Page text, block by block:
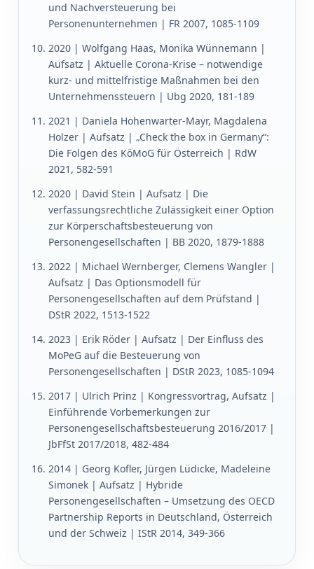
und Nachversteuerung bei
Personenunternehmen | FR 2007, 1085-1109
2020 | Wolfgang Haas, Monika Wünnemann |
Aufsatz | Aktuelle Corona-Krise – notwendige
kurz- und mittelfristige Maßnahmen bei den
Unternehmenssteuern | Ubg 2020, 181-189
2021 | Daniela Hohenwarter-Mayr, Magdalena
Holzer | Aufsatz | „Check the box in Germany“:
Die Folgen des KöMoG für Österreich | RdW
2021, 582-591
2020 | David Stein | Aufsatz | Die
verfassungsrechtliche Zulässigkeit einer Option
zur Körperschaftsbesteuerung von
Personengesellschaften | BB 2020, 1879-1888
2022 | Michael Wernberger, Clemens Wangler |
Aufsatz | Das Optionsmodell für
Personengesellschaften auf dem Prüfstand |
DStR 2022, 1513-1522
2023 | Erik Röder | Aufsatz | Der Einfluss des
MoPeG auf die Besteuerung von
Personengesellschaften | DStR 2023, 1085-1094
2017 | Ulrich Prinz | Kongressvortrag, Aufsatz |
Einführende Vorbemerkungen zur
Personengesellschaftsbesteuerung 2016/2017 |
JbFfSt 2017/2018, 482-484
2014 | Georg Kofler, Jürgen Lüdicke, Madeleine
Simonek | Aufsatz | Hybride
Personengesellschaften – Umsetzung des OECD
Partnership Reports in Deutschland, Österreich
und der Schweiz | IStR 2014, 349-366